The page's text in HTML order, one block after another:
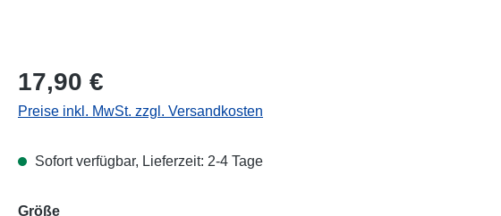
Regulärer Preis:
17,90 €
Preise inkl. MwSt. zzgl. Versandkosten
Sofort verfügbar, Lieferzeit: 2-4 Tage
Größeauswählen